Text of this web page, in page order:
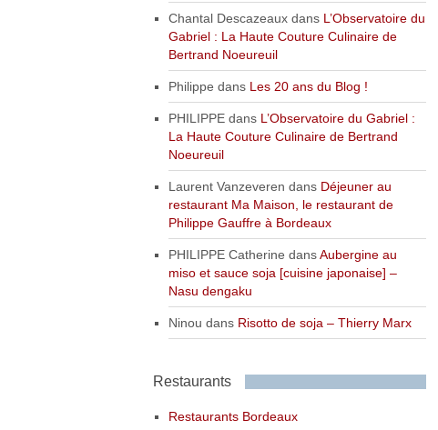
Chantal Descazeauxdans L’Observatoire du
Gabriel : La Haute Couture Culinaire de
Bertrand Noeureuil
Philippe dans Les 20 ans du Blog !
PHILIPPEdans L’Observatoire du Gabriel :
La Haute Couture Culinaire de Bertrand
Noeureuil
Laurent Vanzeveren dans Déjeuner au
restaurant Ma Maison, le restaurant de
Philippe Gauffre à Bordeaux
PHILIPPE Catherine dansAubergine au
miso et sauce soja [cuisine japonaise] –
Nasu dengaku
Ninou dans Risotto de soja – Thierry Marx
Restaurants
Restaurants Bordeaux